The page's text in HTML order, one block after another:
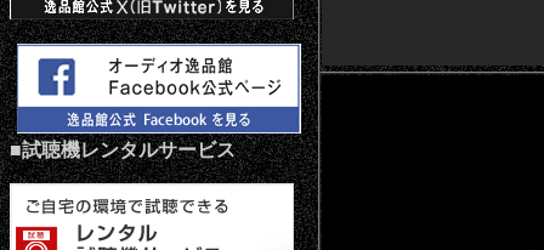
■試聴機レンタルサービス